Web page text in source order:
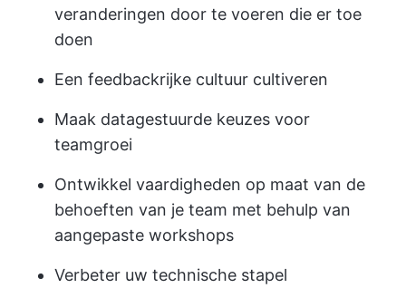
veranderingen door te voeren die er toe
doen
Een feedbackrijke cultuur cultiveren
Maak datagestuurde keuzes voor
teamgroei
Ontwikkel vaardigheden op maat van de
behoeften van je team met behulp van
aangepaste workshops
Verbeter uw technische stapel